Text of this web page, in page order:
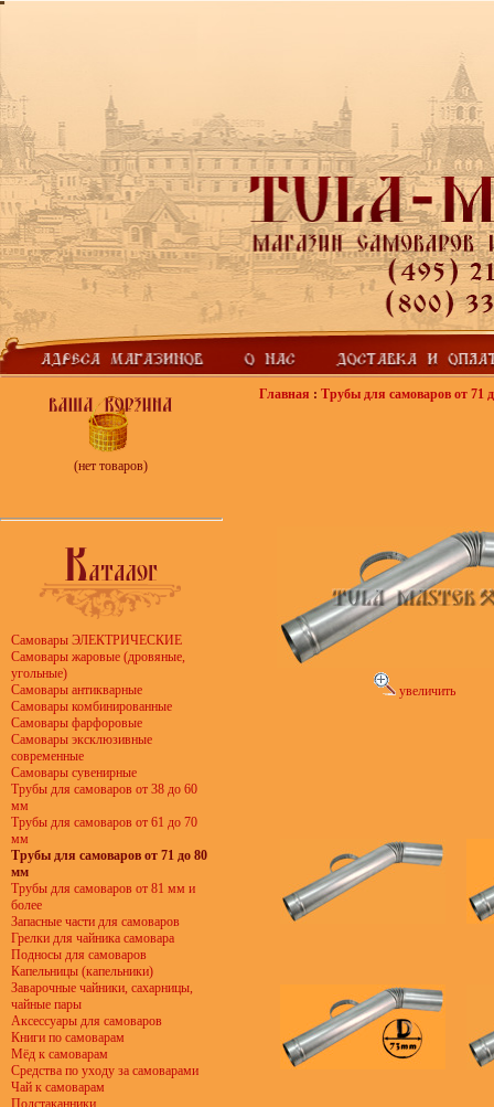
(нет товаров)
Самовары ЭЛЕКТРИЧЕСКИЕ
Самовары жаровые (дровяные,
угольные)
Самовары антикварные
Самовары комбинированные
Самовары фарфоровые
Самовары эксклюзивные
современные
Самовары сувенирные
Трубы для самоваров от 38 до 60
мм
Трубы для самоваров от 61 до 70
мм
Трубы для самоваров от 71 до 80
мм
Трубы для самоваров от 81 мм и
более
Запасные части для самоваров
Грелки для чайника самовара
Подносы для самоваров
Капельницы (капельники)
Заварочные чайники, сахарницы,
чайные пары
Аксессуары для самоваров
Книги по самоварам
Мёд к самоварам
Средства по уходу за самоварами
Чай к самоварам
Подстаканники
Главная : Трубы для самоваров от 71
увеличить